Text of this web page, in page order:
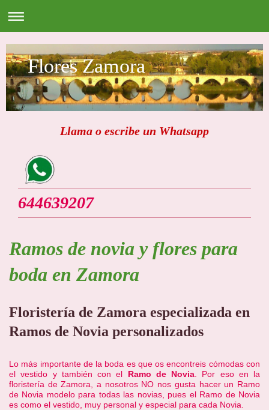
Flores Zamora
Llama o escribe un Whatsapp
644639207
Ramos de novia y flores para
boda en Zamora
Floristería de Zamora especializada en
Ramos de Novia personalizados
Lo más importante de la boda es que os encontreis cómodas con
el vestido y también con el Ramo de Novia . Por eso en la
floristería de Zamora, a nosotros NO nos gusta hacer un Ramo
de Novia modelo para todas las novias, pues el Ramo de Novia
es como el vestido, muy personal y especial para cada Novia.